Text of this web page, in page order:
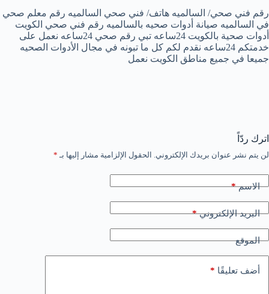
رقم فني صحي/ السالميه هاتف/ فني صحي السالميه رقم معلم صحي
في السالميه صيانة أدوات صحيه بالسالميه رقم فني صحي الكويت
أدوات صحية بالكويت 24ساعه تبي رقم صحي 24ساعه نعمل على
خدمتكم 24ساعه نقدم لكم كل ما تبونه في مجال الأدوات الصحيه
جميعا في جميع مناطق الكويت نعمل
اترك ردّاً
لن يتم نشر عنوان بريدك الإلكتروني. الحقول الإلزامية مشار إليها بـ *
الاسم*
البريد الإلكتروني*
الموقع
أضف تعليقًا *